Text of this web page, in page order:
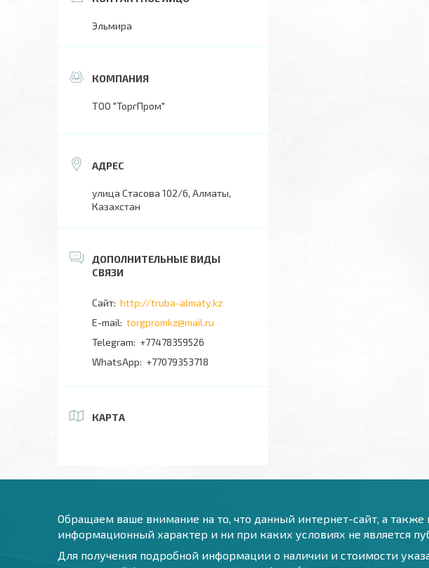
Эльмира
ТОО "ТоргПром"
улица Стасова 102/6, Алматы,
Казахстан
http://truba-almaty.kz
torgpromkz@mail.ru
+77478359526
+77079353718
КАРТА
Обращаем ваше внимание на то, что данный интернет-сайт, а
информационный характер и ни при каких условиях не является
Для получения подробной информации о наличии и стоимости